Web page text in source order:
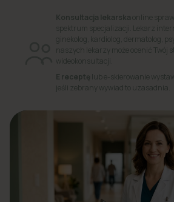
Konsultacja lekarskaonline
spektrum specjalizacji. Lekarz
ginekolog, kardiolog, dermatolog,
naszych lekarzy może ocenić Twój
wideokonsultacji.
E receptę lub e-skierowanie
jeśli zebrany wywiad to uzasadnia.